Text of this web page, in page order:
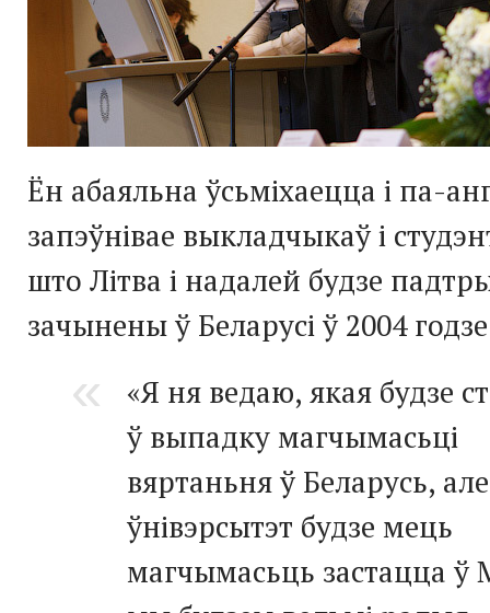
Ён абаяльна ўсьміхаецца і па-
запэўнівае выкладчыкаў і
што Літва і надалей будзе
зачынены ў Беларусі ў 2004
«Я ня ведаю, якая будзе
ў выпадку магчымасьці
вяртаньня ў Беларусь,
ўнівэрсытэт будзе мець
магчымасьць застацца ў